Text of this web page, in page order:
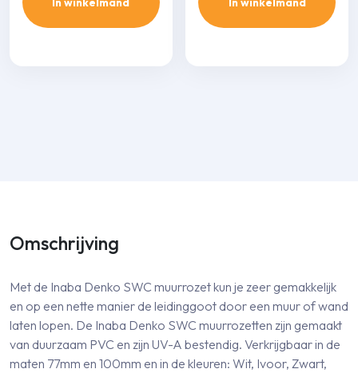
Omschrijving
Met de Inaba Denko SWC muurrozet kun je zeer gemakkelijk
en op een nette manier de leidinggoot door een muur of wand
laten lopen. De Inaba Denko SWC muurrozetten zijn gemaakt
van duurzaam PVC en zijn UV-A bestendig. Verkrijgbaar in de
maten 77mm en 100mm en in de kleuren: Wit, Ivoor, Zwart,